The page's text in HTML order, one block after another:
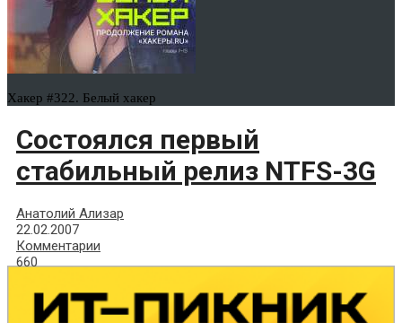
Хакер #322. Белый хакер
Состоялся первый
стабильный релиз NTFS-3G
Анатолий Ализар
22.02.2007
Комментарии
660